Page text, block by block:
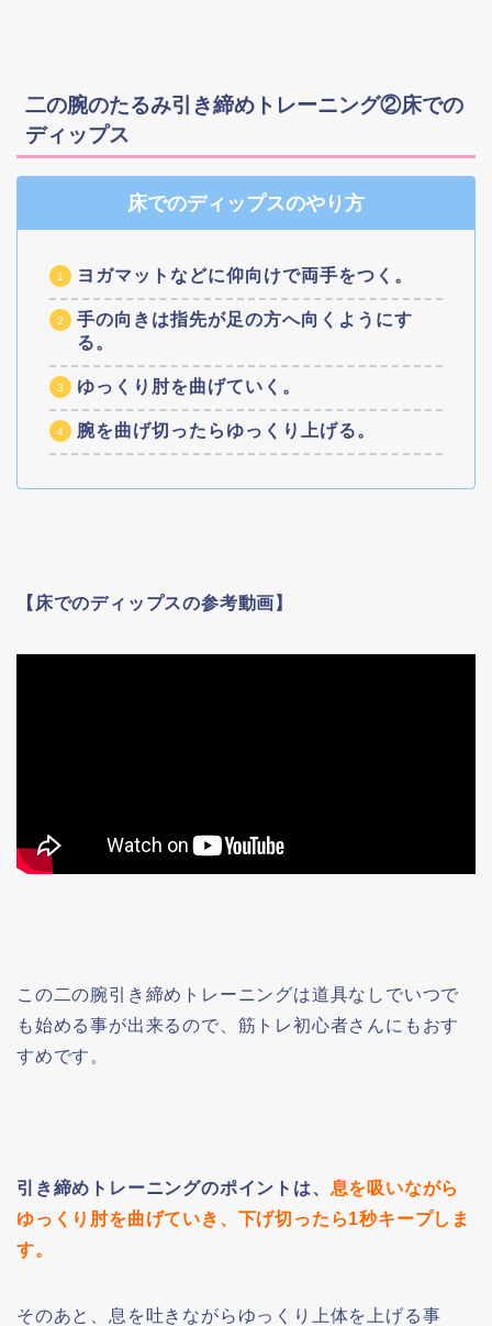
二の腕のたるみ引き締めトレーニング②床での
ディップス
床でのディップスのやり方
ヨガマットなどに仰向けで両手をつく。
手の向きは指先が足の方へ向くようにす
る。
ゆっくり肘を曲げていく。
腕を曲げ切ったらゆっくり上げる。
【床でのディップスの参考動画】
この二の腕引き締めトレーニングは道具なしでいつで
も始める事が出来るので、筋トレ初心者さんにもおす
すめです。
引き締めトレーニングのポイントは、 息を吸いながら
ゆっくり肘を曲げていき、下げ切ったら1秒キープしま
す。
そのあと、息を吐きながらゆっくり上体を上げる事